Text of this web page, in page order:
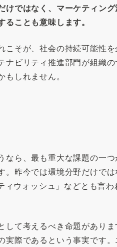
ではなく、マーケティン
ことも意味します。
そが、社会の持続可能性
ビリティ推進部門が組織
しれません。
ら、最も重大な課題の一
昨今では環境分野だけで
ウォッシュ」などとも言
て考えるべき命題があり
際であるという事実です